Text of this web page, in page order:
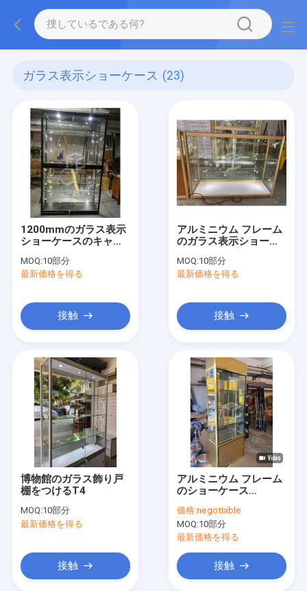
ガラス表示ショーケース (23)
1200mmのガラス表示
ショーケースのキャビ
MOQ:10部分
最新価格を得る
接触
アルミニウム フレーム
のガラス表示ショーケ
MOQ:10部分
最新価格を得る
接触
博物館のガラス飾り戸
棚をつけるT4
MOQ:10部分
最新価格を得る
接触
アルミニウム フレーム
のショーケース
ショーのキャビネット
OEM
価格:negotiable
MOQ:10部分
最新価格を得る
接触